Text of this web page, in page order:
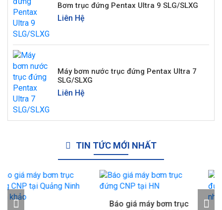
Bơm trục đứng Pentax Ultra 9 SLG/SLXG
Liên Hệ
Máy bơm nước trục đứng Pentax Ultra 7
SLG/SLXG
Liên Hệ
TIN TỨC MỚI NHẤT
Báo giá máy bơm trục